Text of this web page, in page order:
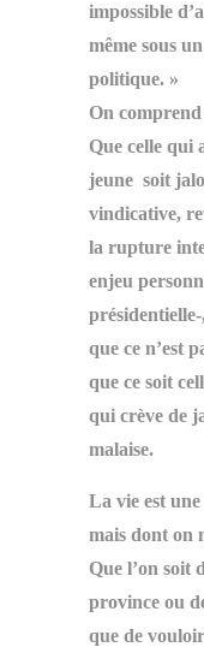
impossible
même sous
politique. »
On
Que celle qui
jeune soit
vindicative,
la rupture
enjeu
que ce n’est
que ce soit
qui crève de
malaise.
La vie est
mais dont on
Que l’on soit
province ou
que de